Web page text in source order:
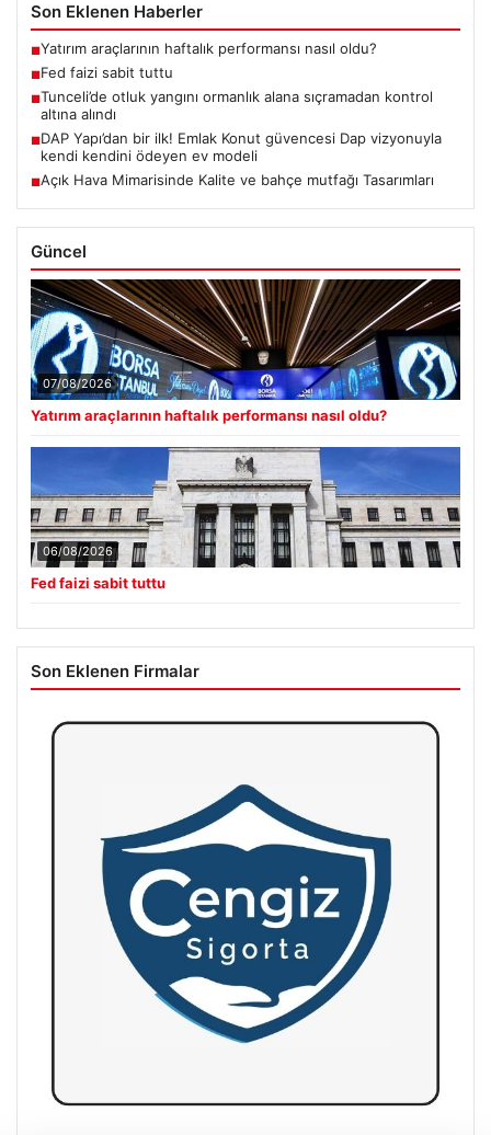
Son Eklenen Haberler
■Yatırım araçlarının haftalık performansı nasıl oldu?
■Fed faizi sabit tuttu
■Tunceli’de otluk yangını ormanlık alana sıçramadan kontrol
altına alındı
■DAP Yapı’dan bir ilk! Emlak Konut güvencesi Dap vizyonuyla
kendi kendini ödeyen ev modeli
■Açık Hava Mimarisinde Kalite ve bahçe mutfağı Tasarımları
Güncel
07/08/2026
Yatırım araçlarının haftalık performansı nasıl oldu?
06/08/2026
Fed faizi sabit tuttu
Son Eklenen Firmalar